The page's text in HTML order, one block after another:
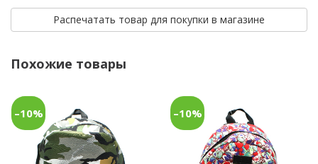
Распечатать товар для покупки в магазине
Похожие товары
–10% –10%